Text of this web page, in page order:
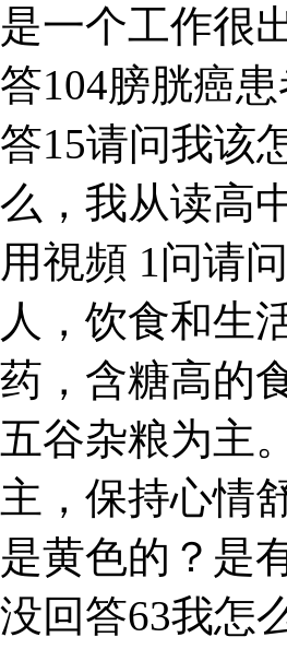
是一个工作很
答104膀胱癌
答15请问我该
么，我从读高
用視頻 1问请
人，饮食和生
药，含糖高的
五谷杂粮为主
主，保持心情
是黄色的？是
没回答63我怎